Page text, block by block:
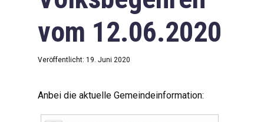
vom 12.06.2020
Veröffentlicht: 19. Juni 2020
Anbei die aktuelle Gemeindeinformation: